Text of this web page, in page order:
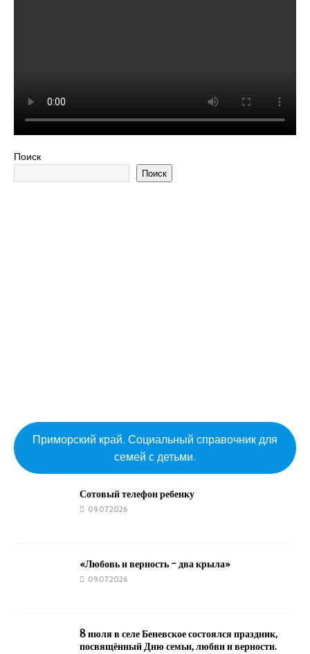
Поиск
Поиск
Приморский край. Социальный справочник для
семей с детьми.
Сотовый телефон ребенку
09.07.2026
«Любовь и верность – два крыла»
09.07.2026
8 июля в селе Беневское состоялся праздник,
посвящённый Дню семьи, любви и верности.